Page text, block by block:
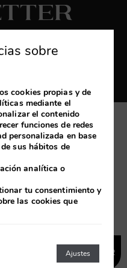
RESERVAR
y promociones
pormirai
de cookies
sobre
cookies propias y de
mediante el
el contenido
funciones de redes
personalizada en base
sus hábitos de
analítica o
tu consentimiento y
las cookies que
Ajustes